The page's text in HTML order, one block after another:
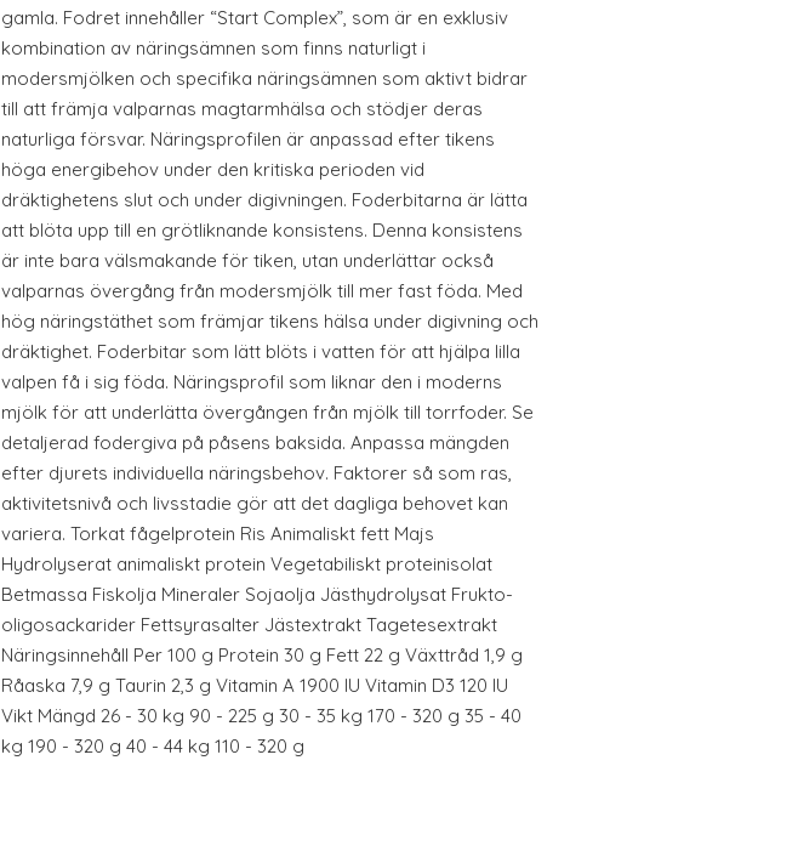
gamla. Fodret innehåller “Start Complex”, som är en exklusiv
kombination av näringsämnen som finns naturligt i
modersmjölken och specifika näringsämnen som aktivt bidrar
till att främja valparnas magtarmhälsa och stödjer deras
naturliga försvar. Näringsprofilen är anpassad efter tikens
höga energibehov under den kritiska perioden vid
dräktighetens slut och under digivningen. Foderbitarna är lätta
att blöta upp till en grötliknande konsistens. Denna konsistens
är inte bara välsmakande för tiken, utan underlättar också
valparnas övergång från modersmjölk till mer fast föda. Med
hög näringstäthet som främjar tikens hälsa under digivning och
dräktighet. Foderbitar som lätt blöts i vatten för att hjälpa lilla
valpen få i sig föda. Näringsprofil som liknar den i moderns
mjölk för att underlätta övergången från mjölk till torrfoder. Se
detaljerad fodergiva på påsens baksida. Anpassa mängden
efter djurets individuella näringsbehov. Faktorer så som ras,
aktivitetsnivå och livsstadie gör att det dagliga behovet kan
variera. Torkat fågelprotein Ris Animaliskt fett Majs
Hydrolyserat animaliskt protein Vegetabiliskt proteinisolat
Betmassa Fiskolja Mineraler Sojaolja Jästhydrolysat Frukto-
oligosackarider Fettsyrasalter Jästextrakt Tagetesextrakt
Näringsinnehåll Per 100 g Protein 30 g Fett 22 g Växttråd 1,9 g
Råaska 7,9 g Taurin 2,3 g Vitamin A 1900 IU Vitamin D3 120 IU
Vikt Mängd 26 - 30 kg 90 - 225 g 30 - 35 kg 170 - 320 g 35 - 40
kg 190 - 320 g 40 - 44 kg 110 - 320 g